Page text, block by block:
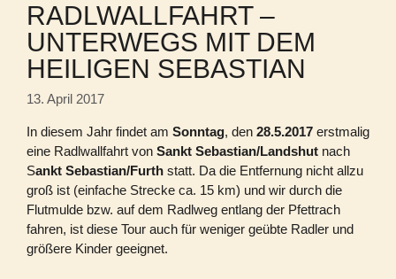
RADLWALLFAHRT –
UNTERWEGS MIT DEM
HEILIGEN SEBASTIAN
13. April 2017
In diesem Jahr findet am Sonntag, den 28.5.2017 erstmalig
eine Radlwallfahrt von Sankt Sebastian/Landshut nach
Sankt Sebastian/Furth statt. Da die Entfernung nicht allzu
groß ist (einfache Strecke ca. 15 km) und wir durch die
Flutmulde bzw. auf dem Radlweg entlang der Pfettrach
fahren, ist diese Tour auch für weniger geübte Radler und
größere Kinder geeignet.